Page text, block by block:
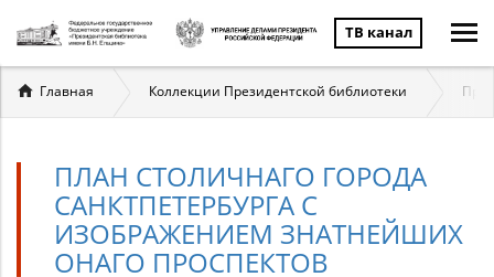
ТВ канал
Вы
здесь
Главная Коллекции Президентской библиотеки
ПЛАН СТОЛИЧНАГО ГОРОДА
САНКТПЕТЕРБУРГА С
ИЗОБРАЖЕНИЕМ ЗНАТНЕЙШИХ
ОНАГО ПРОСПЕКТОВ